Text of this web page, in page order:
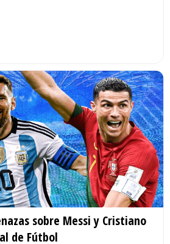
sobre Messi y Cristiano
de Fútbol